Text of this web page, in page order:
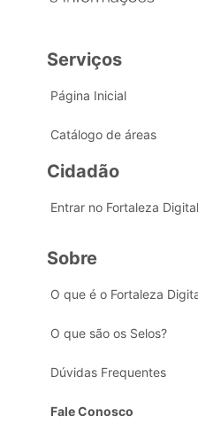
Serviços
Página Inicial
Catálogo de áreas
Cidadão
Entrar no Fortaleza Digital
Sobre
O que é o Fortaleza
O que são os Selos?
Dúvidas Frequentes
Fale Conosco